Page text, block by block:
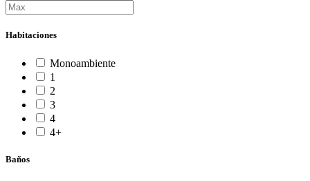
Habitaciones
Monoambiente
1
2
3
4
4+
Baños